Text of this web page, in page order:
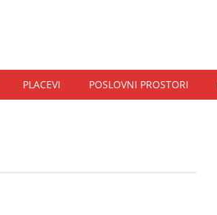
PLACEVI POSLOVNI PROSTORI